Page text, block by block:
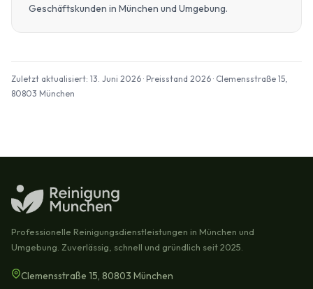
Geschäftskunden in München und Umgebung.
Zuletzt aktualisiert: 13. Juni 2026 · Preisstand 2026 · Clemensstraße 15,
80803 München
Professionelle Reinigungsdienstleistungen in München und
Umgebung. Zuverlässig, schnell und gründlich seit 2025.
Clemensstraße 15, 80803 München